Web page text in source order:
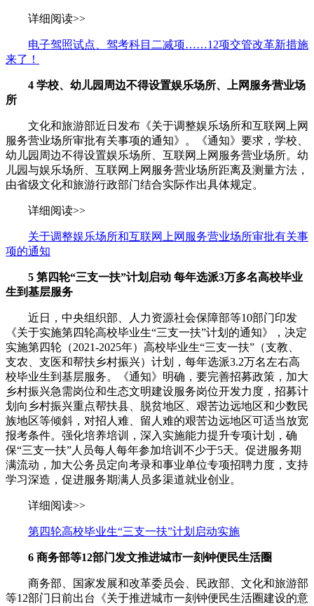
详细阅读>>
电子驾照试点、驾考科目二减项……12项交管改革新措施
来了！
4 学校、幼儿园周边不得设置娱乐场所、上网服务营业场
所
文化和旅游部近日发布《关于调整娱乐场所和互联网上网
服务营业场所审批有关事项的通知》。《通知》要求，学校、
幼儿园周边不得设置娱乐场所、互联网上网服务营业场所。幼
儿园与娱乐场所、互联网上网服务营业场所距离及测量方法，
由省级文化和旅游行政部门结合实际作出具体规定。
详细阅读>>
关于调整娱乐场所和互联网上网服务营业场所审批有关事
项的通知
5 第四轮“三支一扶”计划启动 每年选派3万多名高校毕业
生到基层服务
近日，中央组织部、人力资源社会保障部等10部门印发
《关于实施第四轮高校毕业生“三支一扶”计划的通知》，决定
实施第四轮（2021-2025年）高校毕业生“三支一扶”（支教、
支农、支医和帮扶乡村振兴）计划，每年选派3.2万名左右高
校毕业生到基层服务。《通知》明确，要完善招募政策，加大
乡村振兴急需岗位和生态文明建设服务岗位开发力度，招募计
划向乡村振兴重点帮扶县、脱贫地区、艰苦边远地区和少数民
族地区等倾斜，对招人难、留人难的艰苦边远地区可适当放宽
报考条件。强化培养培训，深入实施能力提升专项计划，确
保“三支一扶”人员每人每年参加培训不少于5天。促进服务期
满流动，加大公务员定向考录和事业单位专项招聘力度，支持
学习深造，促进服务期满人员多渠道就业创业。
详细阅读>>
第四轮高校毕业生“三支一扶”计划启动实施
6 商务部等12部门发文推进城市一刻钟便民生活圈
商务部、国家发展和改革委员会、民政部、文化和旅游部
等12部门日前出台《关于推进城市一刻钟便民生活圈建设的意